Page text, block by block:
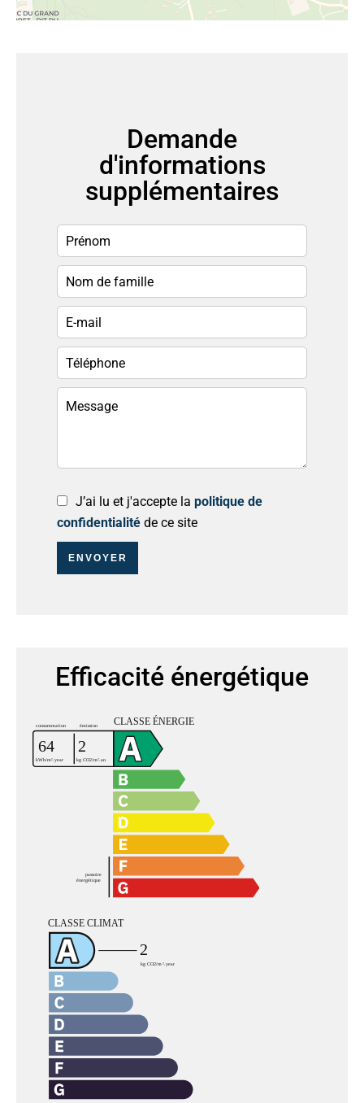
Demande
d'informations
supplémentaires
J’ai lu et j'accepte la politique de
confidentialité de ce site
ENVOYER
Efficacité énergétique